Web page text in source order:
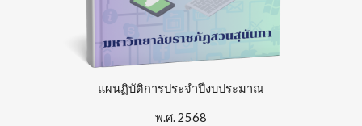
แผนฏิบัติการประจำปีงบประมาณ
พ.ศ.2568